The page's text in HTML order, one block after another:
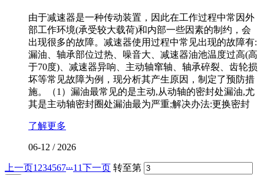
由于减速器是一种传动装置，因此在工作过程中常因外
部工作环境(承受较大载荷)和内部一些因素的制约，会
出现很多的故障。减速器使用过程中常见出现的故障有:
漏油、轴承部位过热、噪音大、减速器油池温度过高(高
于70度)、减速器异响、主动轴窜轴、轴承碎裂、齿轮损
坏等常见故障为例，现分析其产生原因，制定了预防措
施。（1）漏油最常见的是主动,从动轴的密封处漏油,尤
其是主动轴密封圈处漏油最为严重;解决办法:更换密封
了解更多
06-12 / 2026
上一页1 234567...11下一页 转至第